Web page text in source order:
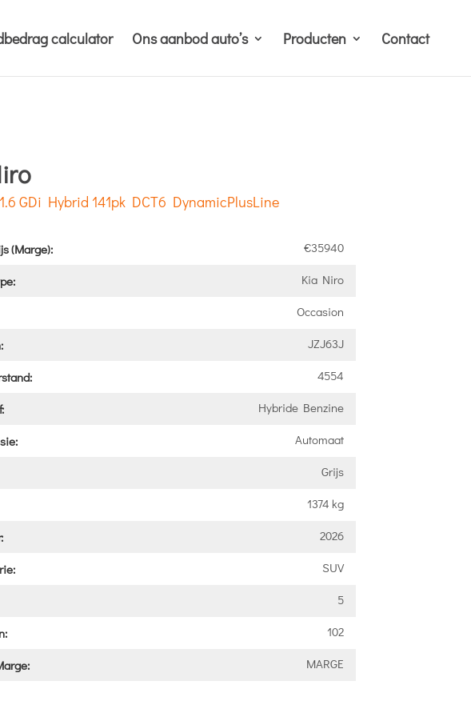
calculator Ons aanbod auto’s Producten Contact
GDi Hybrid 141pk DCT6 DynamicPlusLine
(Marge): €35940
Kia Niro
Occasion
JZJ63J
4554
Hybride Benzine
Automaat
Grijs
1374 kg
2026
SUV
5
102
MARGE